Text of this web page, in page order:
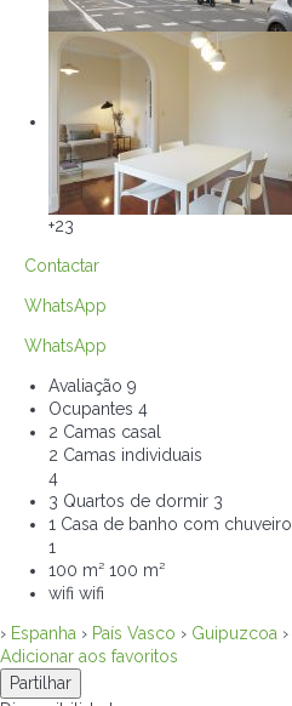
+23
Contactar
WhatsApp
WhatsApp
Avaliação 9
Ocupantes 4
2 Camas casal
2 Camas individuais
4
3 Quartos de dormir 3
1 Casa de banho com chuveiro
1
100 m² 100 m²
wifi wifi
› Espanha › País Vasco › Guipuzcoa ›
Adicionar aos favoritos
Partilhar